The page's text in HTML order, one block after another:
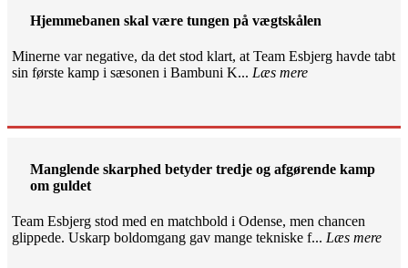
Hjemmebanen skal være tungen på vægtskålen
Minerne var negative, da det stod klart, at Team Esbjerg havde tabt
sin første kamp i sæsonen i Bambuni K... Læs mere
Manglende skarphed betyder tredje og afgørende kamp
om guldet
Team Esbjerg stod med en matchbold i Odense, men chancen
glippede. Uskarp boldomgang gav mange tekniske f... Læs mere